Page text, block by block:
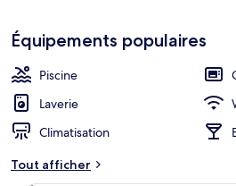
cœur
Équipements populaires
Piscine
Laverie
Climatisation
Tout afficher